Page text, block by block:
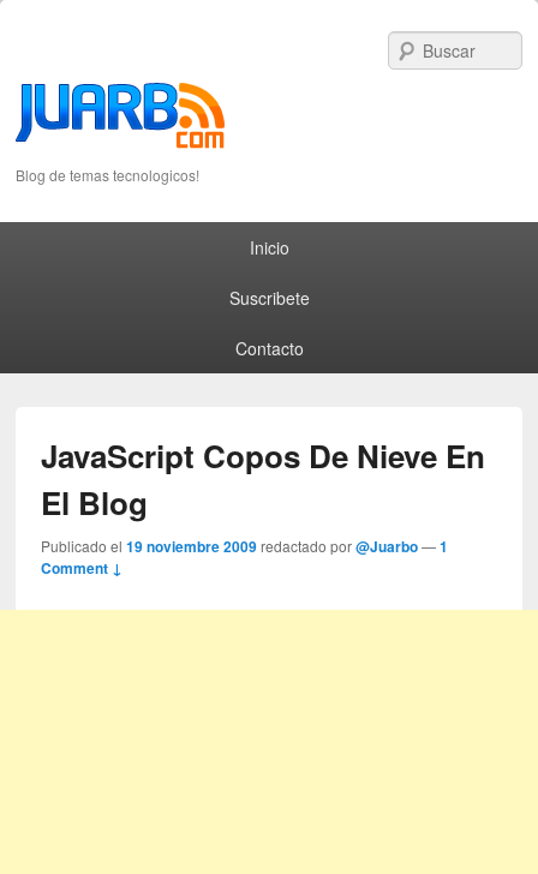
Blog de temas tecnologicos!
Inicio
Suscribete
Contacto
JavaScript Copos De Nieve En
El Blog
Publicado el19 noviembre 2009 redactado por@Juarbo —1
Comment ↓